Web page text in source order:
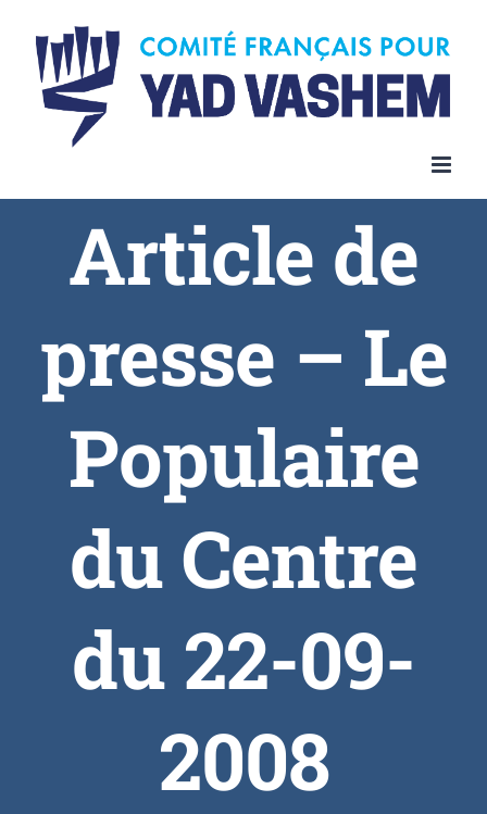
Article de
presse – Le
Populaire
du Centre
du 22-09-
2008